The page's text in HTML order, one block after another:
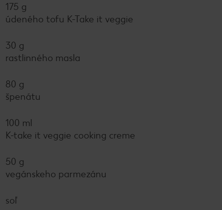
175 g
údeného tofu K-Take it veggie
30 g
rastlinného masla
80 g
špenátu
100 ml
K-take it veggie cooking creme
50 g
vegánskeho parmezánu
soľ